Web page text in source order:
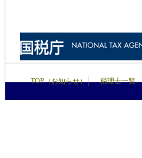
TOP（お知らせ） 税理士一覧